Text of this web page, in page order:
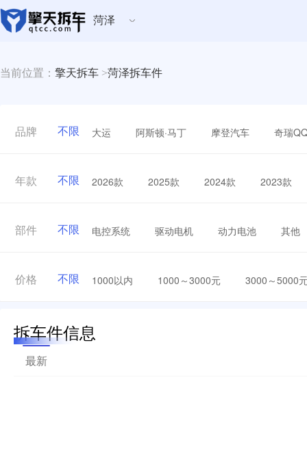
菏泽
当前位置： 擎天拆车 >菏泽拆车件
品牌 不限 大运 阿斯顿·马丁 摩登汽车 奇瑞
年款 不限 2026款 2025款 2024款 2023款
部件 不限 电控系统 驱动电机 动力电池 其他
价格 不限 1000以内 1000～3000元 3000～5000
拆车件信息
最新